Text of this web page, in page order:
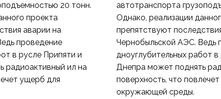
20 тонн.
проекта
аварии на
проведение
в русле Припяти и
радиоактивный ил на
ущерб для
автотранспорта
Однако, реализации
препятствуют
Чернобыльской АЭС. Ведь
дноуглубительных работ
Днепра может поднять
поверхность, что
окружающей среды.